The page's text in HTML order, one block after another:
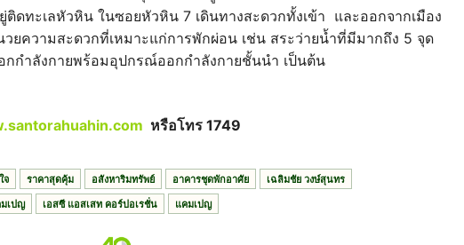
ดทะเลหัวหิน ในซอยหัวหิน 7 เดินทางสะดวกทั้งเข้า และออกจากเมือง
วยความสะดวกที่เหมาะแก่การพักผ่อน เช่น สระว่ายน้ำที่มีมากถึง 5 จุด
กกำลังกายพร้อมอุปกรณ์ออกกำลังกายชั้นนำ เป็นต้น
หรือโทร 1749
จ ราคาสุดคุ้ม อสังหาริมทรัพย์ อาคารชุดพักอาศัย
เฉลิมชัย วงษ์สุนทร
เปญ เอสซี แอสเสท คอร์ปอเรชั่น แคมเปญ